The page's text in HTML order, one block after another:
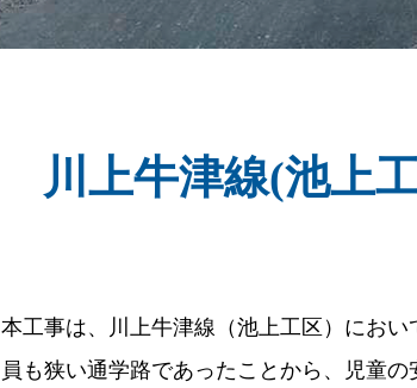
川上牛津線(池上
本工事は、川上牛津線（池上工区）にお
員も狭い通学路であったことから、児童